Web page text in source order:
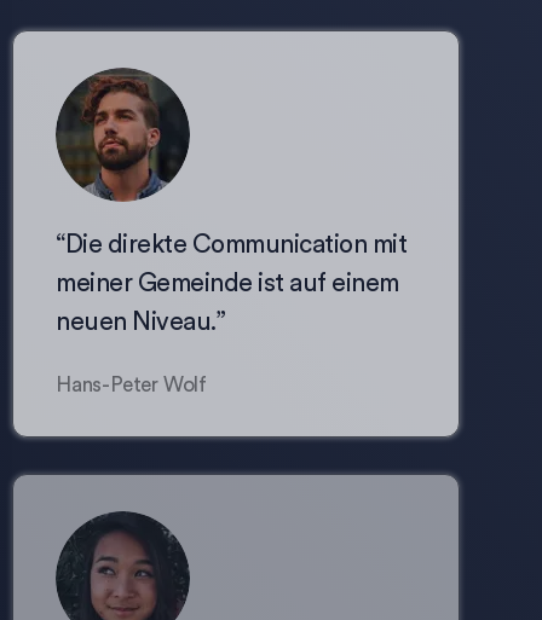
“Die direkte Communication mit
meiner Gemeinde ist auf einem
neuen Niveau.”​
Hans-Peter Wolf